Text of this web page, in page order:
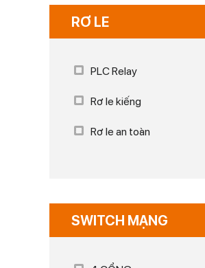
RƠ LE
PLC Relay
Rơ le kiếng
Rơ le an toàn
SWITCH MẠNG